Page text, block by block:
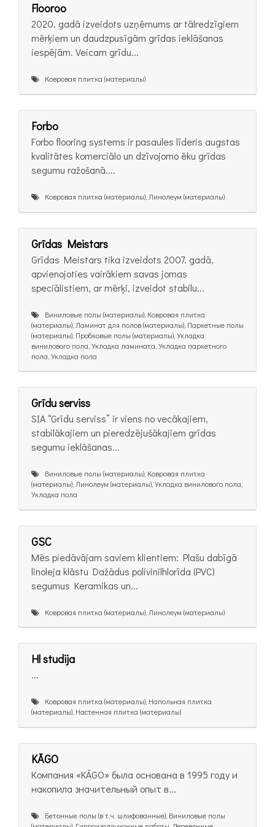
Flooroo
2020. gadā izveidots uzņēmums ar tālredzīgiem
mērķiem un daudzpusīgām grīdas ieklāšanas
iespējām. Veicam grīdu...
Ковровая плитка (материалы)
Forbo
Forbo flooring systems ir pasaules līderis augstas
kvalitātes komerciālo un dzīvojomo ēku grīdas
segumu ražošanā....
Ковровая плитка (материалы), Линолеум (материалы)
Grīdas Meistars
Grīdas Meistars tika izveidots 2007. gadā,
apvienojoties vairākiem savas jomas
speciālistiem, ar mērķi, izveidot stabilu...
Виниловые полы (материалы), Ковровая плитка
(материалы), Ламинат для полов (материалы), Паркетные полы
(материалы), Пробковые полы (материалы), Укладка
винилового пола, Укладка ламината, Укладка паркетного
пола, Укладка пола
Grīdu serviss
SIA “Grīdu serviss” ir viens no vecākajiem,
stabilākajiem un pieredzējušākajiem grīdas
segumu ieklāšanas...
Виниловые полы (материалы), Ковровая плитка
(материалы), Линолеум (материалы), Укладка винилового пола,
Укладка пола
GSC
Mēs piedāvājam saviem klientiem: Plašu dabīgā
linoleja klāstu Dažādus polivinilhlorīda (PVC)
segumus Keramikas un...
Ковровая плитка (материалы), Линолеум (материалы)
Hl studija
...
Ковровая плитка (материалы), Напольная плитка
(материалы), Настенная плитка (материалы)
KĀGO
Компания «KĀGO» была основана в 1995 году и
накопила значительный опыт в...
Бетонные полы (в т.ч. шлифованные), Виниловые полы